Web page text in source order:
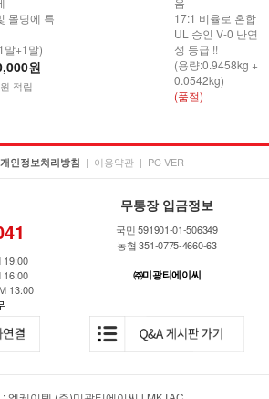
몰딩에 특
말+1말)
원
적립
17:1 비율로 혼합
UL 승인 V-0 난연
성 등급 !!
(용량:0.9458kg +
0.0542kg)
(품절)
개인정보처리방침 | 이용약관 | PC VER
19:00
16:00
13:00
무통장 입금정보
국민 591901-01-506349
농협 351-0775-4660-63
㈜미광티에이씨